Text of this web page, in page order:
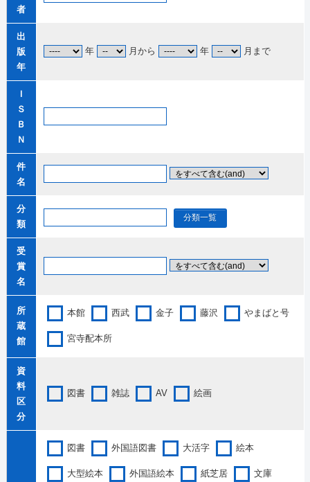
者
出
版
年
年 月から 年 月まで
Ｉ
Ｓ
Ｂ
Ｎ
件
名
分
類
分類一覧
受
賞
名
所
蔵
館
本館 西武 金子 藤沢 やまばと号
宮寺配本所
資
料
区
分
図書 雑誌 AV 絵画
図書 外国語図書 大活字 絵本
大型絵本 外国語絵本 紙芝居 文庫